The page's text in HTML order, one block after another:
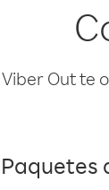
Viber Out te
Paquetes